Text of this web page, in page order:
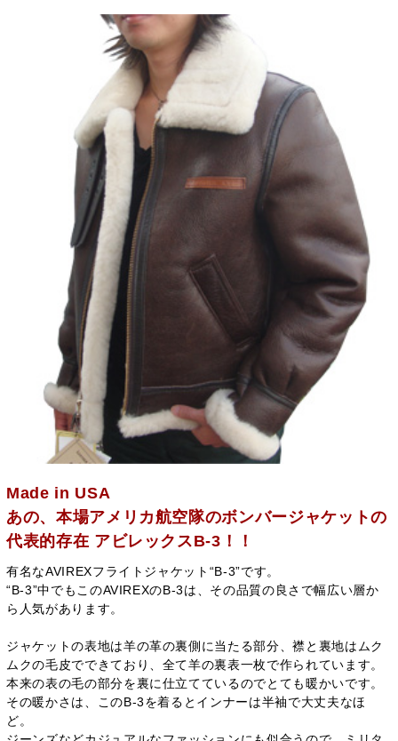
Made in USA
あの、本場アメリカ航空隊のボンバージャケットの
代表的存在 アビレックスB-3！！
有名なAVIREXフライトジャケット“B-3”です。
“B-3”中でもこのAVIREXのB-3は、その品質の良さで幅広い層か
ら人気があります。
ジャケットの表地は羊の革の裏側に当たる部分、襟と裏地はムク
ムクの毛皮でできており、全て羊の裏表一枚で作られています。
本来の表の毛の部分を裏に仕立てているのでとても暖かいです。
その暖かさは、このB-3を着るとインナーは半袖で大丈夫なほ
ど。